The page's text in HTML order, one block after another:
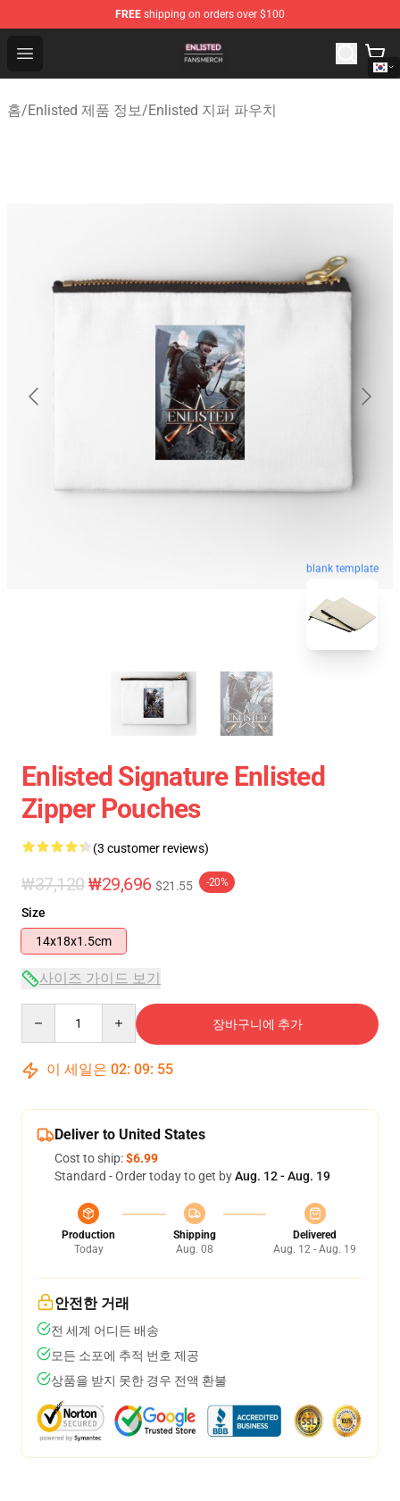
FREE shipping on orders over $100
Open menu
Enlisted Shop - Official Enlisted Merchandise Store
홈/Enlisted 제품 정보/Enlisted 지퍼 파우치
blank template
Enlisted Signature Enlisted
Zipper Pouches
(3 customer reviews)
₩37,120₩29,696 $21.55 -20%
Size
14x18x1.5cm
사이즈 가이드 보기
장바구니에 추가
이 세일은 02: 09: 55
Deliver to United States
Cost to ship:$6.99
Standard - Order today to get byAug. 12 - Aug. 19
Production
Today
Shipping
Aug. 08
Delivered
Aug. 12 - Aug. 19
안전한 거래
전 세계 어디든 배송
모든 소포에 추적 번호 제공
상품을 받지 못한 경우 전액 환불